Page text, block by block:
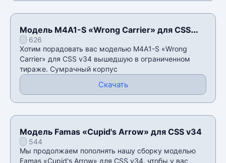
Модель M4A1-S «Wrong Carrier» для CSS
v34626
Хотим порадовать вас моделью M4A1-S «Wrong
Carrier» для CSS v34 вышедшую в ограниченном
тираже. Сумрачный корпус
Скачать
Модель Famas «Cupid's Arrow» для CSS v34
544
Мы продолжаем пополнять нашу сборку моделью
Famas «Cupid's Arrow» для CSS v34, чтобы у вас